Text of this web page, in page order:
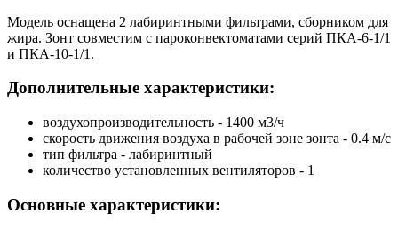
Модель оснащена 2 лабиринтными фильтрами, сборником для
жира. Зонт совместим с пароконвектоматами серий ПКА-6-1/1
и ПКА-10-1/1.
Дополнительные характеристики:
воздухопроизводительность - 1400 м3/ч
скорость движения воздуха в рабочей зоне зонта - 0.4 м/с
тип фильтра - лабиринтный
количество установленных вентиляторов - 1
Основные характеристики: